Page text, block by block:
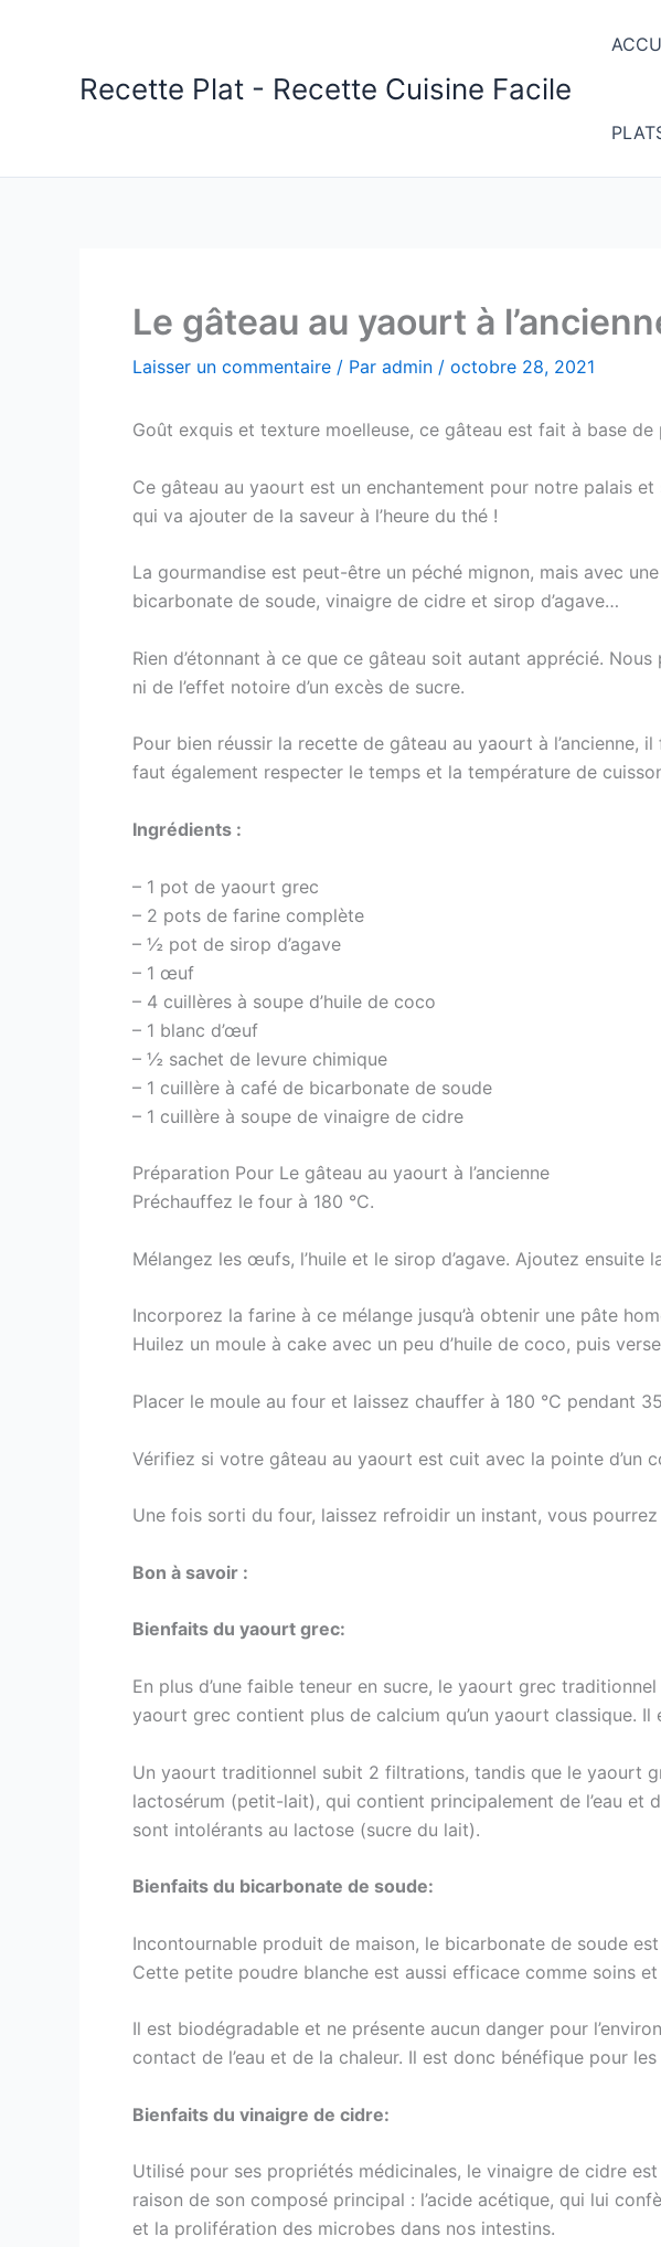
Recette Plat - Recette Cuisine Facile
Le gâteau au yaourt à
Laisser un commentaire / Par admin / octobre 28, 2021
Goût exquis et texture moelleuse, ce gâteau est fait à base
Ce gâteau au yaourt est un enchantement pour notre palais
qui va ajouter de la saveur à l’heure du thé !
La gourmandise est peut-être un péché mignon, mais avec
bicarbonate de soude, vinaigre de cidre et sirop d’agave…
Rien d’étonnant à ce que ce gâteau soit autant apprécié.
ni de l’effet notoire d’un excès de sucre.
Pour bien réussir la recette de gâteau au yaourt à
faut également respecter le temps et la température de
Ingrédients :
– 1 pot de yaourt grec
– 2 pots de farine complète
– ½ pot de sirop d’agave
– 1 œuf
– 4 cuillères à soupe d’huile de coco
– 1 blanc d’œuf
– ½ sachet de levure chimique
– 1 cuillère à café de bicarbonate de soude
– 1 cuillère à soupe de vinaigre de cidre
Préparation Pour Le gâteau au yaourt à l’ancienne
Préchauffez le four à 180 °C.
Mélangez les œufs, l’huile et le sirop d’agave. Ajoutez
Incorporez la farine à ce mélange jusqu’à obtenir une pâte
Huilez un moule à cake avec un peu d’huile de coco, puis
Placer le moule au four et laissez chauffer à 180 °C pendant
Vérifiez si votre gâteau au yaourt est cuit avec la pointe d’un
Une fois sorti du four, laissez refroidir un instant, vous
Bon à savoir :
Bienfaits du yaourt grec:
En plus d’une faible teneur en sucre, le yaourt grec
yaourt grec contient plus de calcium qu’un yaourt classique.
Un yaourt traditionnel subit 2 filtrations, tandis que le yaourt
lactosérum (petit-lait), qui contient principalement de l’eau
sont intolérants au lactose (sucre du lait).
Bienfaits du bicarbonate de soude:
Incontournable produit de maison, le bicarbonate de soude
Cette petite poudre blanche est aussi efficace comme soins
Il est biodégradable et ne présente aucun danger pour
contact de l’eau et de la chaleur. Il est donc bénéfique pour
Bienfaits du vinaigre de cidre:
Utilisé pour ses propriétés médicinales, le vinaigre de cidre
raison de son composé principal : l’acide acétique, qui lui
et la prolifération des microbes dans nos intestins.